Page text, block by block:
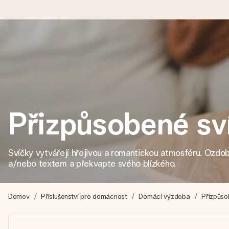
Objednejte dnes, odešleme do 1 prac. dne
Váš dárek vytvoříme s láskou a bleskově odešleme – abyste
4,8 (na základě +15 000 recenzí)
Naše dárky inspirují. Zákazníci nás na Google Reviews
Vytvořte něco jedinečného během několika kroků – s jejím
okamžik.
Přizpůsobené
Svíčky vytvářejí hřejivou a romantickou atmosféru.
a/nebo textem a překvapte svého blízkého.
Domov Příslušenství pro domácnost Domácí výzdoba